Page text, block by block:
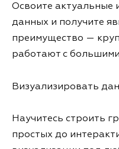
Освоите актуальные
данных и получите
преимущество —
работают с
Визуализировать
Научитесь строить
простых до